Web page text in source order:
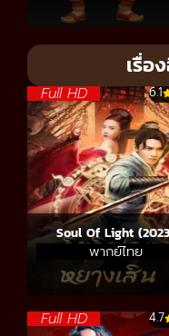
เรื่อ
Full HD 6.1
Soul Of Light
พากย์ไทย
Full HD 4.7